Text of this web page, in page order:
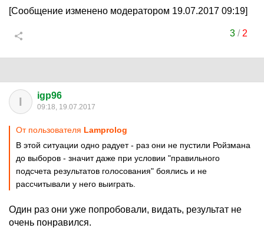
[Сообщение изменено модератором 19.07.2017 09:19]
3/ 2
I igp96
09:18, 19.07.2017
От пользователя Lamprolog
В этой ситуации одно радует - раз они не пустили Ройзмана
до выборов - значит даже при условии "правильного
подсчета результатов голосования" боялись и не
рассчитывали у него выиграть.
Один раз они уже попробовали, видать, результат не
очень понравился.